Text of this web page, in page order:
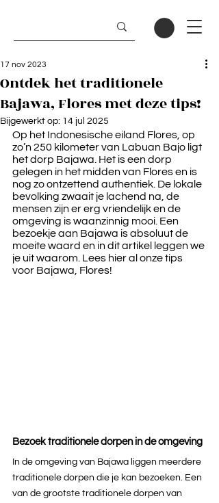
Ontdek het traditionele
Bajawa, Flores met deze tips!
17 nov 2023
Bijgewerkt op: 14 jul 2025
Op het Indonesische eiland Flores, op
zo’n 250 kilometer van Labuan Bajo ligt
het dorp Bajawa. Het is een dorp
gelegen in het midden van Flores en is
nog zo ontzettend authentiek. De lokale
bevolking zwaait je lachend na, de
mensen zijn er erg vriendelijk en de
omgeving is waanzinnig mooi. Een
bezoekje aan Bajawa is absoluut de
moeite waard en in dit artikel leggen we
je uit waarom. Lees hier al onze tips
voor Bajawa, Flores!
Bezoek traditionele dorpen in de omgeving
In de omgeving van Bajawa liggen meerdere
traditionele dorpen die je kan bezoeken. Een
van de grootste traditionele dorpen van